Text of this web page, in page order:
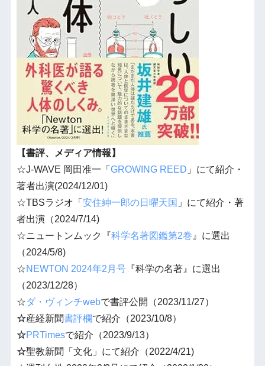
【書評、メディア情報】
☆J-WAVE 岡田准一「 GROWING REED 」にて紹介・
著者出演(2024/12/01)
☆TBSラジオ「 安住紳一郎の日曜天国 」にて紹介・著
者出演（2024/7/14)
☆ニュートンムック『科学名著図鑑第2巻 』に選出
（2024/5/8)
☆NEWTON 2024年2月号『科学の名著』に選出
（2023/12/28）
☆ダ・ヴィンチwebで書評公開（2023/11/27）
☆産経新聞書評欄で紹介（2023/10/8）
☆PRTimesで紹介（2023/9/13）
☆聖教新聞「文化」にて紹介（2022/4/21)